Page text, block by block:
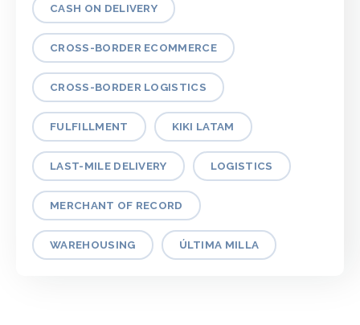
CASH ON DELIVERY
CROSS-BORDER ECOMMERCE
CROSS-BORDER LOGISTICS
FULFILLMENT KIKI LATAM
LAST-MILE DELIVERY LOGISTICS
MERCHANT OF RECORD
WAREHOUSING ÚLTIMA MILLA